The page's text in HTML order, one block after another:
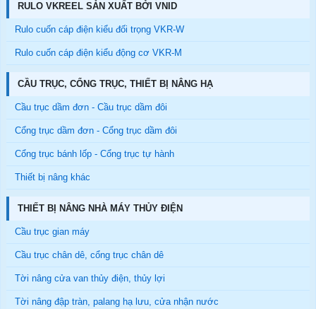
RULO VKREEL SẢN XUẤT BỞI VNID
Rulo cuốn cáp điện kiểu đối trọng VKR-W
Rulo cuốn cáp điện kiểu động cơ VKR-M
CẦU TRỤC, CỔNG TRỤC, THIẾT BỊ NÂNG HẠ
Cầu trục dầm đơn - Cầu trục dầm đôi
Cổng trục dầm đơn - Cổng trục dầm đôi
Cổng trục bánh lốp - Cổng trục tự hành
Thiết bị nâng khác
THIẾT BỊ NÂNG NHÀ MÁY THỦY ĐIỆN
Cầu trục gian máy
Cầu trục chân dê, cổng trục chân dê
Tời nâng cửa van thủy điện, thủy lợi
Tời nâng đập tràn, palang hạ lưu, cửa nhận nước